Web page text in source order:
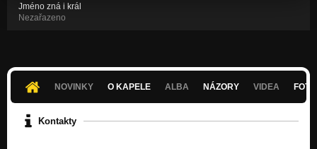
Jméno zná i král
Nezařazeno
NOVINKY O KAPELE ALBA NÁZORY VIDEA
Kontakty